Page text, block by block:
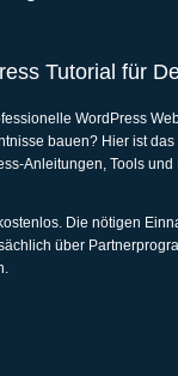
Tutorial für
WordPress
bauen? Hier ist
Anleitungen, Tools und
Die nötigen
über